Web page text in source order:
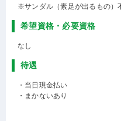
※サンダル（素足が出るもの）
希望資格・必要資格
なし
待遇
・当日現金払い
・まかないあり